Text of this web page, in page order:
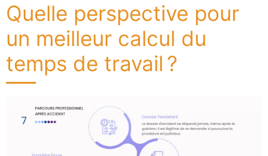
Quelle perspective pour
un meilleur calcul du
temps de travail ?